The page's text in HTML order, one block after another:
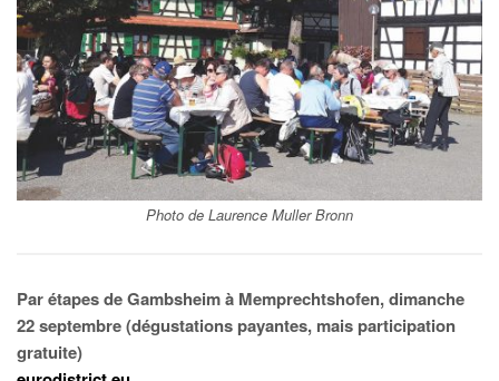
Photo de Laurence Muller Bronn
Par étapes de Gambsheim à Memprechtshofen, dimanche
22 septembre (dégustations payantes, mais participation
gratuite)